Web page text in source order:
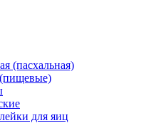
(пасхальная)
для яиц